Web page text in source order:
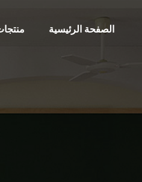
الصفحة الرئيسية